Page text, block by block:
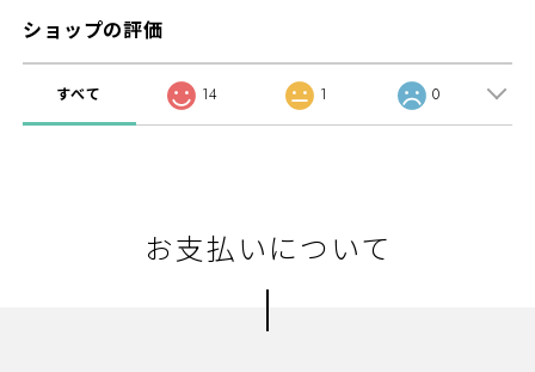
ショップの評価
すべて 14 1 0
お支払いについて